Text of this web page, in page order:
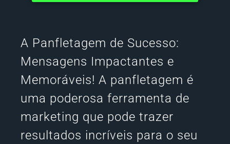
A Panfletagem de Sucesso:
Mensagens Impactantes e
Memoráveis! A panfletagem é
uma poderosa ferramenta de
marketing que pode trazer
resultados incríveis para o seu